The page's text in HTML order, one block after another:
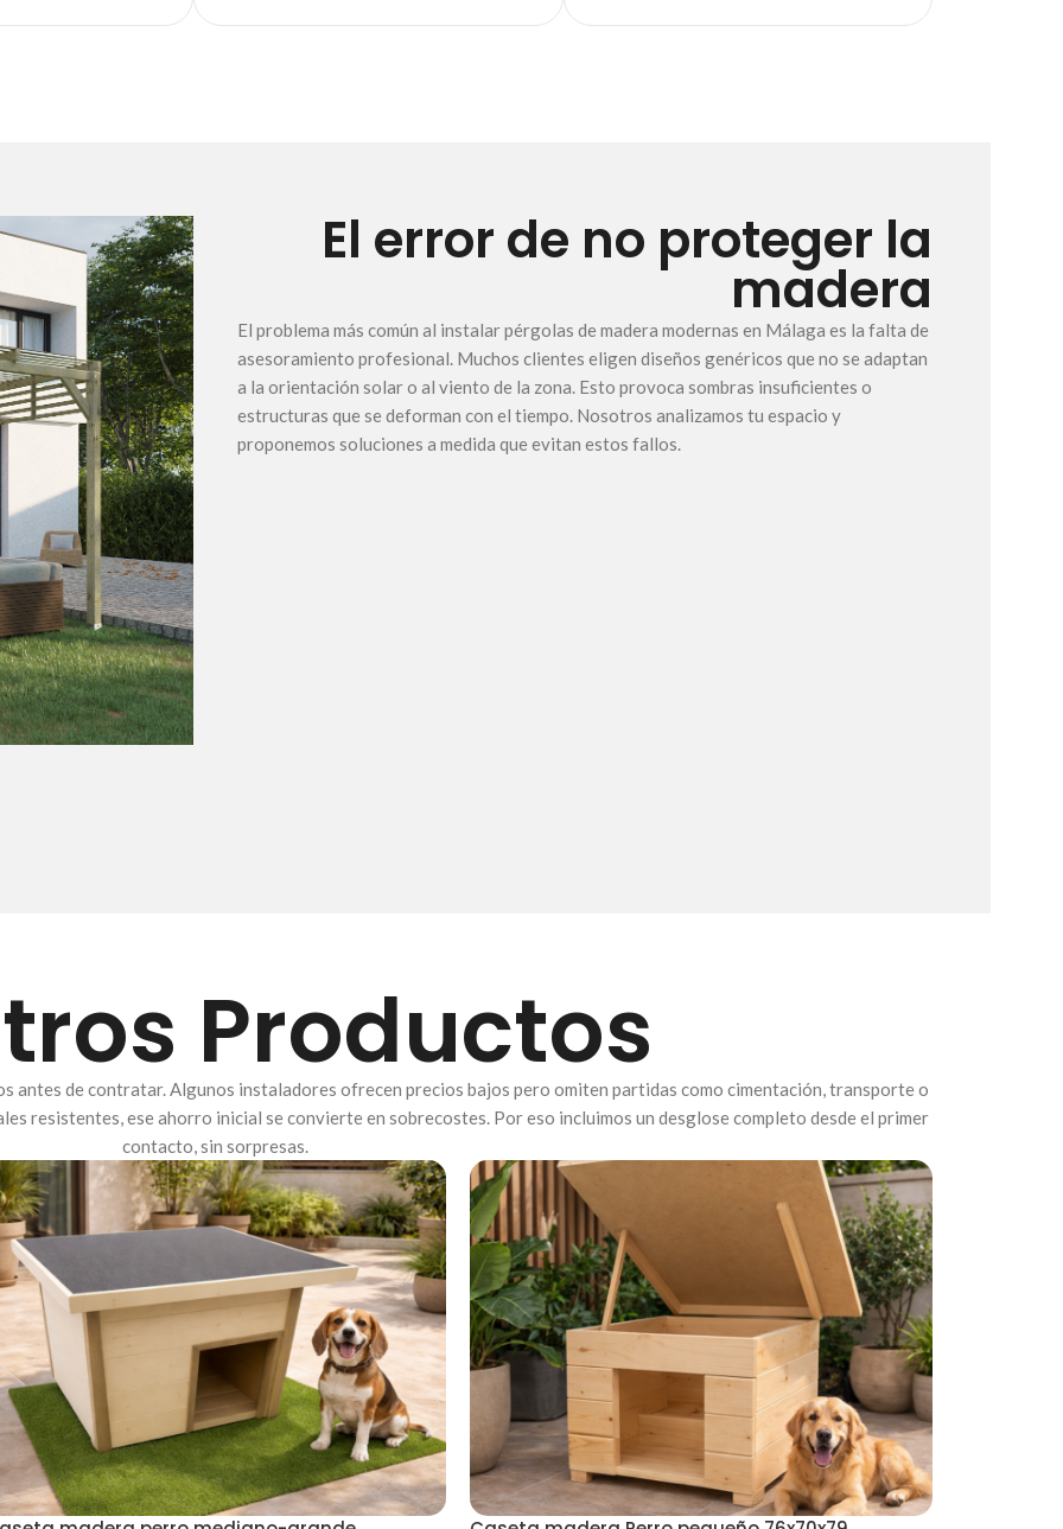
El error de no proteger la
madera
El problema más común al instalar pérgolas de madera modernas en Málaga es la falta de
asesoramiento profesional. Muchos clientes eligen diseños genéricos que no se adaptan
a la orientación solar o al viento de la zona. Esto provoca sombras insuficientes o
estructuras que se deforman con el tiempo. Nosotros analizamos tu espacio y
proponemos soluciones a medida que evitan estos fallos.
Productos
de contratar. Algunos instaladores ofrecen precios bajos pero omiten partidas como cimentación, transporte o
resistentes, ese ahorro inicial se convierte en sobrecostes. Por eso incluimos un desglose completo desde el primer
contacto, sin sorpresas.